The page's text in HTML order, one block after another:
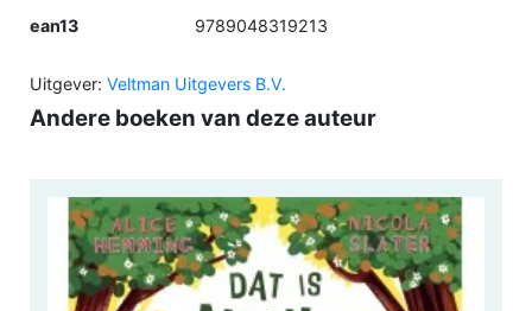
ean13 9789048319213
Uitgever: Veltman Uitgevers B.V.
Andere boeken van deze auteur